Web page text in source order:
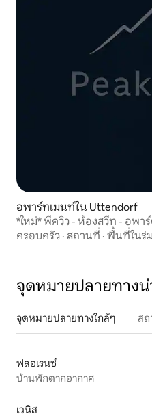
อพาร์ทเมนท์ใน Uttendorf
*ใหม่* พีควิว - ห้องสวีท - อพา
ครอบครัว · สถานที่ · พื้นที่ในร่ม
จุดหมายปลายทางน่
จุดหมายปลายทางใกล้ๆ ส
ฟลอเรนซ์
บ้านพักตากอากาศ
เวนิส